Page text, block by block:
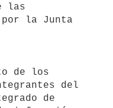
por la Junta
de los
del